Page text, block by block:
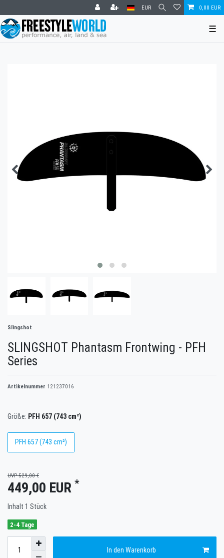
EUR 0,00 EUR
☰
Slingshot
SLINGSHOT Phantasm Frontwing - PFH
Series
Artikelnummer 121237016
Größe: PFH 657 (743 cm²)
PFH 657 (743 cm²)
UVP 529,00 €
449,00 EUR *
Inhalt 1 Stück
2-4 Tage
In den Warenkorb